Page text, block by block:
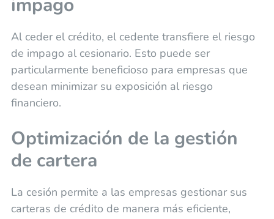
impago
Al ceder el crédito, el cedente transfiere el riesgo
de impago al cesionario. Esto puede ser
particularmente beneficioso para empresas que
desean minimizar su exposición al riesgo
financiero.
Optimización de la gestión
de cartera
La cesión permite a las empresas gestionar sus
carteras de crédito de manera más eficiente,